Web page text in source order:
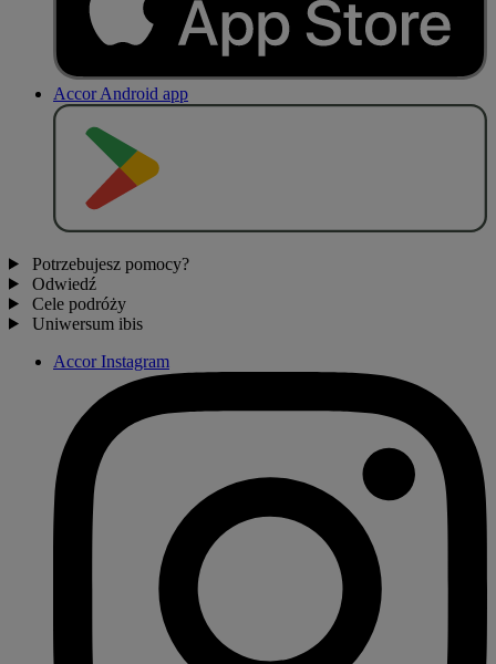
Accor Android app
Potrzebujesz pomocy?
Odwiedź
Cele podróży
Uniwersum ibis
Accor Instagram